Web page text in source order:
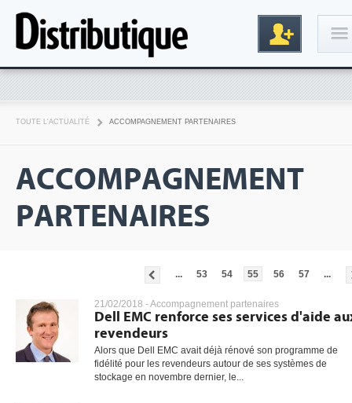
TOUTE L'ACTUALITÉ ACCOMPAGNEMENT PARTENAIRES
ACCOMPAGNEMENT
PARTENAIRES
... 53 54 55 56 57 ...
21/02/2018 -Accompagnement partenaires
Dell EMC renforce ses services d'aide
revendeurs
Alors que Dell EMC avait déjà rénové son programme de
fidélité pour les revendeurs autour de ses systèmes de
stockage en novembre dernier, le...